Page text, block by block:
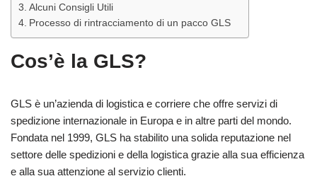
Alcuni Consigli Utili
Processo di rintracciamento di un pacco GLS
Cos’è la GLS?
GLS è un’azienda di logistica e corriere che offre servizi di
spedizione internazionale in Europa e in altre parti del mondo.
Fondata nel 1999, GLS ha stabilito una solida reputazione nel
settore delle spedizioni e della logistica grazie alla sua efficienza
e alla sua attenzione al servizio clienti.